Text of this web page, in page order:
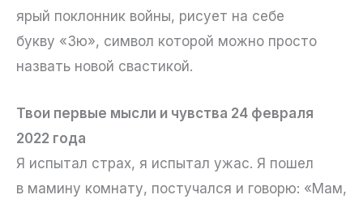
ярый поклонник войны, рисует на себе
букву «Зю», символ которой можно просто
назвать новой свастикой.
Твои первые мысли и чувства 24 февраля
2022 года
Я испытал страх, я испытал ужас. Я пошел
в мамину комнату, постучался и говорю: «Мам,